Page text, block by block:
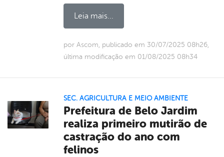
Leia mais...
por Ascom, publicado em 30/07/2025 08h26,
última modificação em 01/08/2025 08h34
SEC. AGRICULTURA E MEIO AMBIENTE
Prefeitura de Belo Jardim
realiza primeiro mutirão de
castração do ano com
felinos